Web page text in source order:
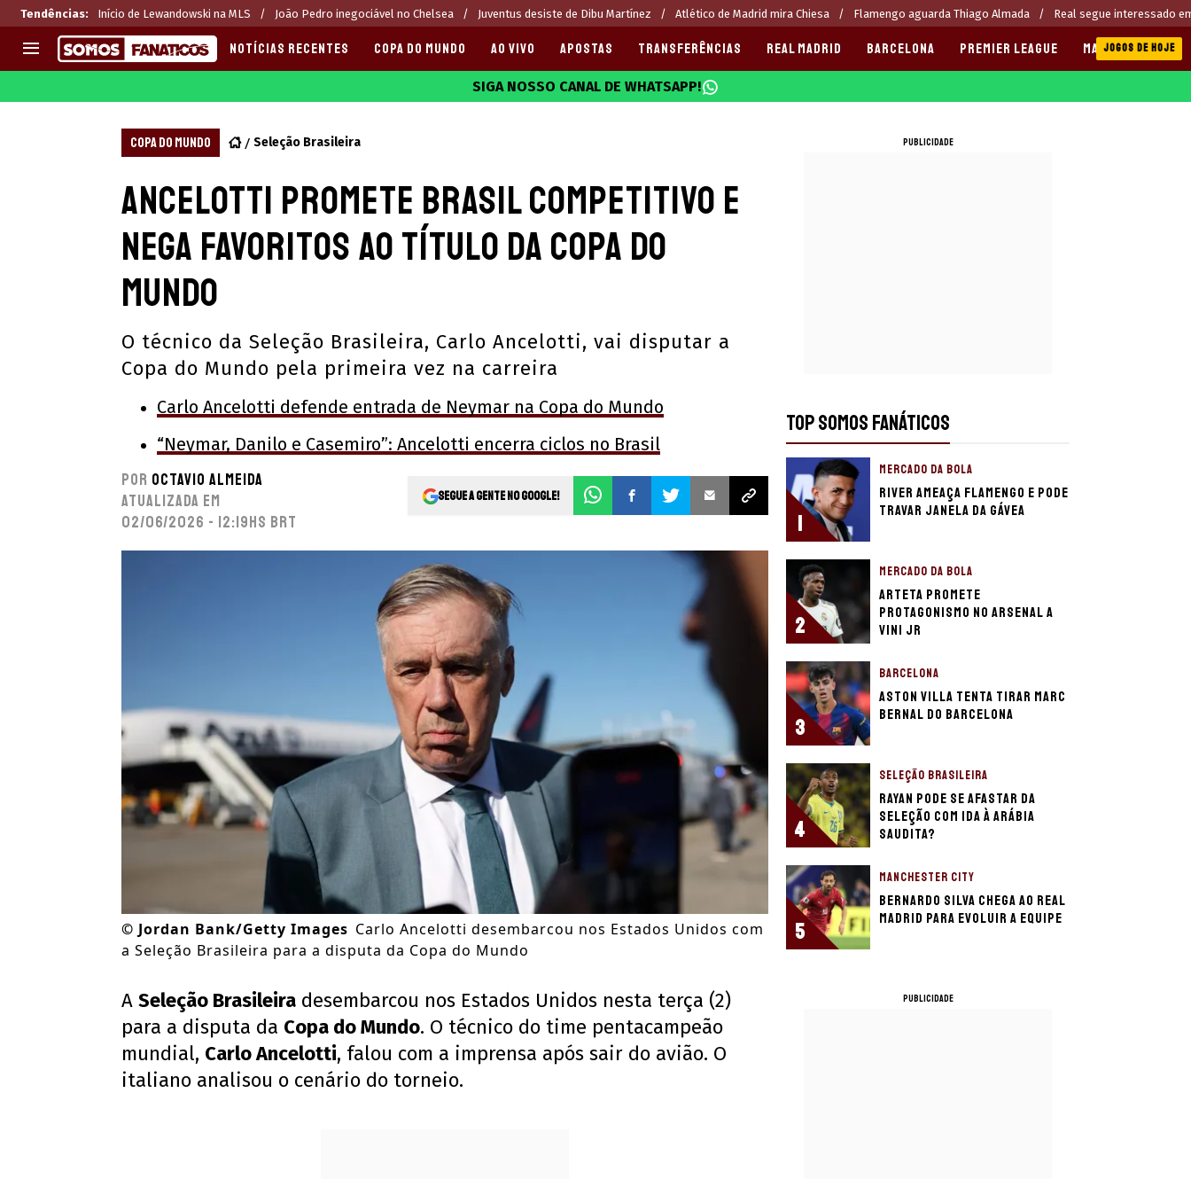
Tendências: Início de Lewandowski na MLS João Pedro inegociável no Chelsea Juventus desiste de Dibu Martínez Atlético de Madrid mira Chiesa Flamengo aguarda Thiago Almada Real segue interessado
CHAMPIONS LEAGUE
PREMIER LEAGUE
LIGA PORTUGUESA
Melhores sites de apostas 2025
Últimas
CASAS DE APOSTAS
CÓDIGOS e OFERTAS
APPS
NOTÍCIAS RECENTES COPA DO MUNDO AO VIVO APOSTAS TRANSFERÊNCIAS REAL MADRID BARCELONA PREMIER LEAGUE MANCHESTER CITY
JOGOS DE HOJE
SIGA NOSSO CANAL DE WHATSAPP!
COPA DO MUNDO Seleção Brasileira
Ancelotti promete Brasil competitivo e
nega favoritos ao título da Copa do
Mundo
O técnico da Seleção Brasileira, Carlo Ancelotti, vai disputar a
Copa do Mundo pela primeira vez na carreira
Carlo Ancelotti defende entrada de Neymar na Copa do Mundo
“Neymar, Danilo e Casemiro”: Ancelotti encerra ciclos no Brasil
Por Octavio Almeida
Atualizada em
02/06/2026 - 12:19hs BRT
Segue a gente no Google!
© Jordan Bank/Getty Images Carlo Ancelotti desembarcou nos Estados Unidos com
a Seleção Brasileira para a disputa da Copa do Mundo
A Seleção Brasileira desembarcou nos Estados Unidos nesta terça (2)
para a disputa da Copa do Mundo. O técnico do time pentacampeão
mundial, Carlo Ancelotti, falou com a imprensa após sair do avião. O
italiano analisou o cenário do torneio.
PUBLICIDADE
TOP SOMOS FANÁTICOS
1
MERCADO DA BOLA
River ameaça Flamengo e pode
travar janela da Gávea
2
MERCADO DA BOLA
Arteta promete
protagonismo no Arsenal a
Vini Jr
3
BARCELONA
Aston Villa tenta tirar Marc
Bernal do Barcelona
4
SELEÇÃO BRASILEIRA
Rayan pode se afastar da
Seleção com ida à Arábia
Saudita?
5
MANCHESTER CITY
Bernardo Silva chega ao Real
Madrid para evoluir a equipe
PUBLICIDADE